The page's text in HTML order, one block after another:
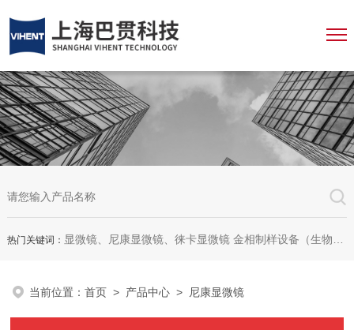
热门关键词： 显微镜、尼康显微镜、徕卡显微镜 金相制样设备（生物显微镜、金相显微镜、体视显微镜、工业显微镜、数码显微镜、荧光显微镜、显微成像系统、显微图像分析软件、显微镜配件等等
当前位置：首页 > 产品中心 > 尼康显微镜